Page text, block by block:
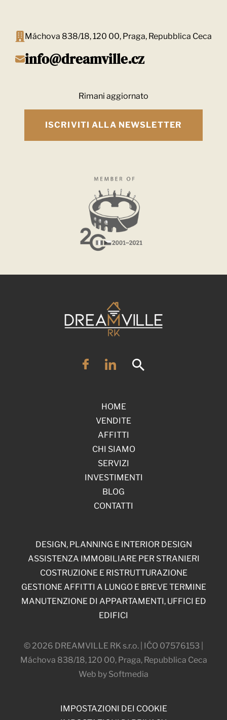
Máchova 838/18, 120 00, Praga, Repubblica Ceca
info@dreamville.cz
Rimani aggiornato
ISCRIVITI ALLA NEWSLETTER
HOME
VENDITE
AFFITTI
CHI SIAMO
SERVIZI
INVESTIMENTI
BLOG
CONTATTI
© 2026 DREAMVILLE RK s.r.o. | IČO 07576153 |
Máchova 838/18, 120 00, Praga, Repubblica Ceca
Web by Softmedia
IMPOSTAZIONI DEI COOKIE
DESIGN, PLANNING E INTERIOR DESIGN
ASSISTENZA IMMOBILIARE PER STRANIERI
COSTRUZIONE E RISTRUTTURAZIONE
GESTIONE AFFITTI A LUNGO E BREVE TERMINE
MANUTENZIONE DI APPARTAMENTI, UFFICI ED
EDIFICI